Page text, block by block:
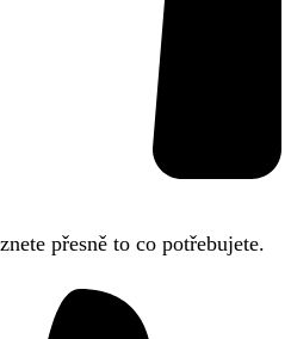
přesně to co potřebujete.